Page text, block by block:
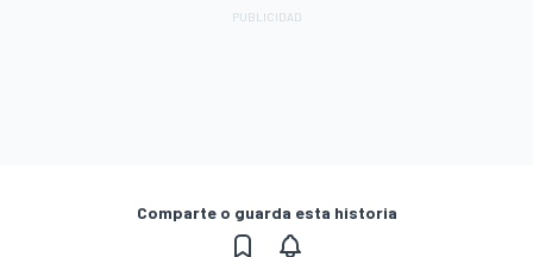
Comparte o guarda esta historia